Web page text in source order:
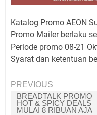
Katalog Promo AEON
Promo Mailer berlaku
Periode promo 08-21
Syarat dan ketentuan
PREVIOUS
BREADTALK PROMO
HOT & SPICY DEALS
MULAI 8 RIBUAN AJA